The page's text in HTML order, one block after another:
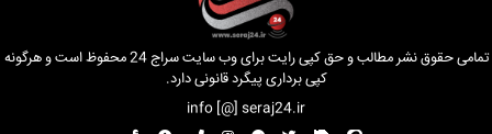
تمامی حقوق نشر مطالب و حق کپی رایت برای وب سایت سراج 24 محفوظ است و هرگونه
کپی برداری پیگرد قانونی دارد.
info [@] seraj24.ir